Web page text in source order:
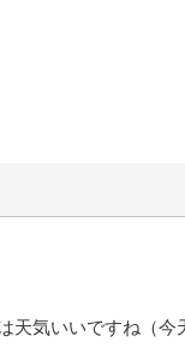
気いいですね（